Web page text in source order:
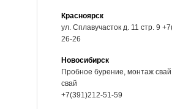
Красноярск
ул. Сплавучасток д. 11 стр. 9
26-26
Новосибирск
Пробное бурение, монтаж
свай
+7(391)212-51-59